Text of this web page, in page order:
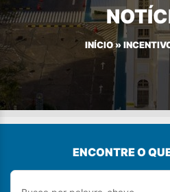
INÍCIO»
ENCONTRE O